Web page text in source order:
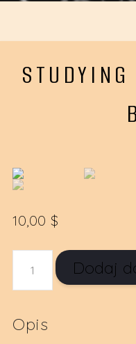
10,00 $
STUDYING
THE
E-
Dodaj
Opis